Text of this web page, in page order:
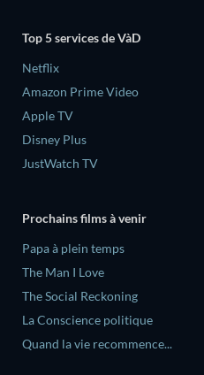
Top 5 services de VàD
Netflix
Amazon Prime Video
Apple TV
Disney Plus
JustWatch TV
Prochains films à venir
‎Papa à plein temps
The Man I Love
The Social Reckoning
La Conscience politique
Quand la vie recommence...